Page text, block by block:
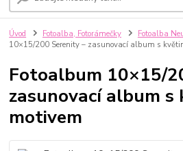
Úvod Fotoalba, Fotorámečky Fotoalba
10×15/200 Serenity – zasunovací album s
Fotoalbum 10×15/
zasunovací album s
motivem